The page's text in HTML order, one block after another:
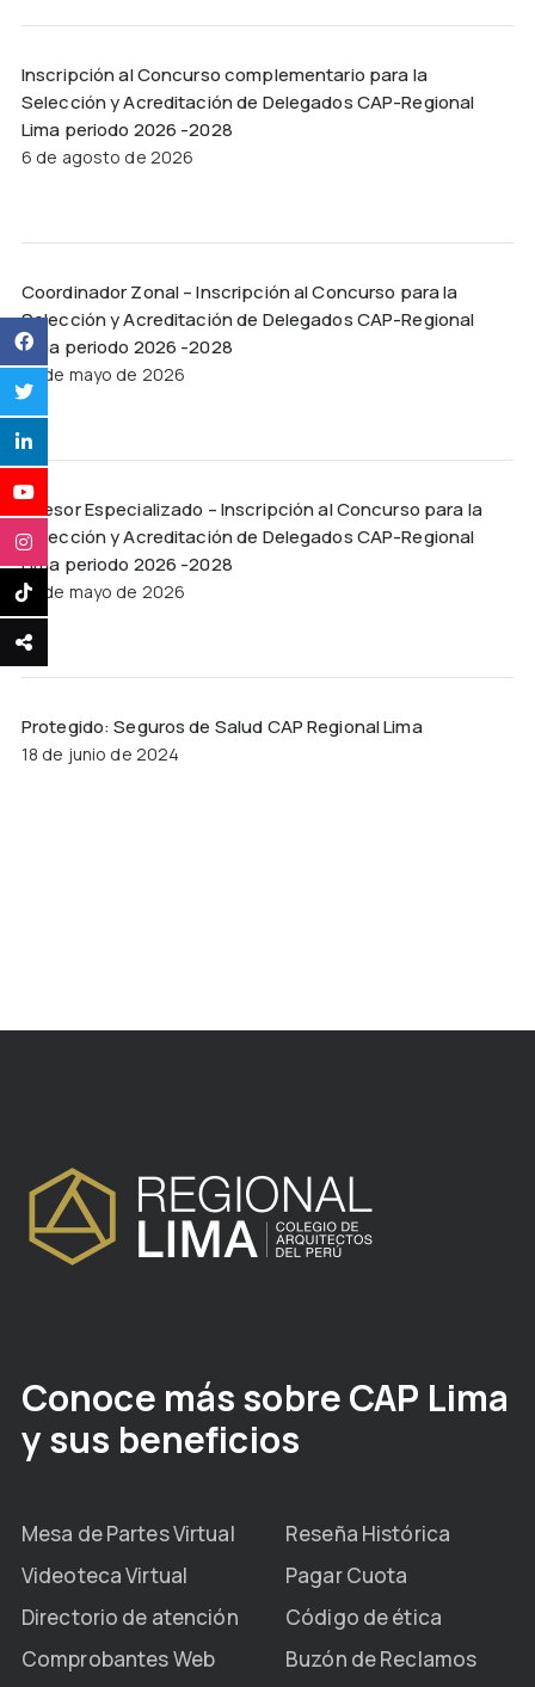
Inscripción al Concurso complementario para la
Selección y Acreditación de Delegados CAP-Regional
Lima periodo 2026 -2028
6 de agosto de 2026
Coordinador Zonal – Inscripción al Concurso para la
Selección y Acreditación de Delegados CAP-Regional
Lima periodo 2026 -2028
12 de mayo de 2026
Asesor Especializado – Inscripción al Concurso para la
Selección y Acreditación de Delegados CAP-Regional
Lima periodo 2026 -2028
12 de mayo de 2026
Protegido: Seguros de Salud CAP Regional Lima
18 de junio de 2024
Conoce más sobre CAP Lima
y sus beneficios
Mesa de Partes Virtual
Reseña Histórica
Videoteca Virtual
Pagar Cuota
Directorio de atención
Código de ética
Comprobantes Web
Buzón de Reclamos